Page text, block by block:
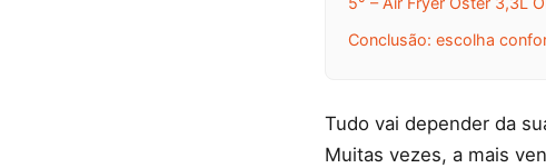
Conclusão: escolha
Tudo vai depender da
Muitas vezes, a mais